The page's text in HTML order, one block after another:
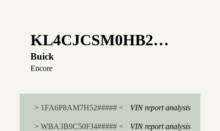
KL4CJCSM0HB2…
Buick
Encore
> 1FA6P8AM7H52##### < VIN report analysis
> WBA3B9C50FJ4##### < VIN report analysis